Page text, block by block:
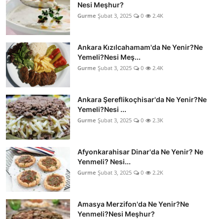
Nesi Meşhur?
Gurme Şubat 3, 2025 0 2.4K
Ankara Kızılcahamam'da Ne Yenir?Ne
Yemeli?Nesi Meş...
Gurme Şubat 3, 2025 0 2.4K
Ankara Şereflikoçhisar'da Ne Yenir?Ne
Yemeli?Nesi ...
Gurme Şubat 3, 2025 0 2.3K
Afyonkarahisar Dinar'da Ne Yenir? Ne
Yenmeli? Nesi...
Gurme Şubat 3, 2025 0 2.2K
Amasya Merzifon'da Ne Yenir?Ne
Yenmeli?Nesi Meşhur?